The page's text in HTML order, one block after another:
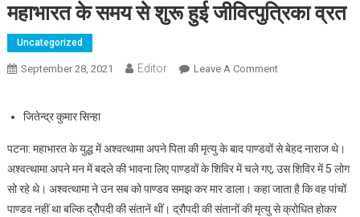
महाभारत के समय से शुरू हुई जीवित्पुत्रिका व्रत
Uncategorized
September 28, 2021 Editor Leave A CommentOn महाभारत के समय
जितेन्द्र कुमार सिन्हा
पटना: महाभारत के युद्ध में अश्वत्थामा अपने पिता की मृत्यु के बाद पाण्डवों से बेहद नाराज थे।
अश्वत्थामा अपने मन में बदले की भावना लिए पाण्डवों के शिविर में चले गए, उस शिविर में 5 लोग
सो रहे थे। अश्वत्थामा ने उन सब को पाण्डव समझ कर मार डाला। कहा जाता है कि वह पांचों
पाण्डव नहीं था बल्कि द्रोैपदी की संतानें थीं। द्रौपदी की संतानों की मृत्यु से क्रोधित होकर